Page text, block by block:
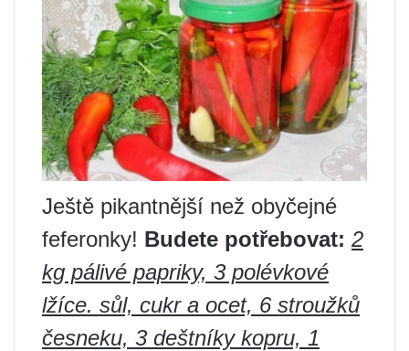
Ještě pikantnější než obyčejné
feferonky! Budete potřebovat: 2
kg pálivé papriky, 3 polévkové
lžíce. sůl, cukr a ocet, 6 stroužků
česneku, 3 deštníky kopru, 1